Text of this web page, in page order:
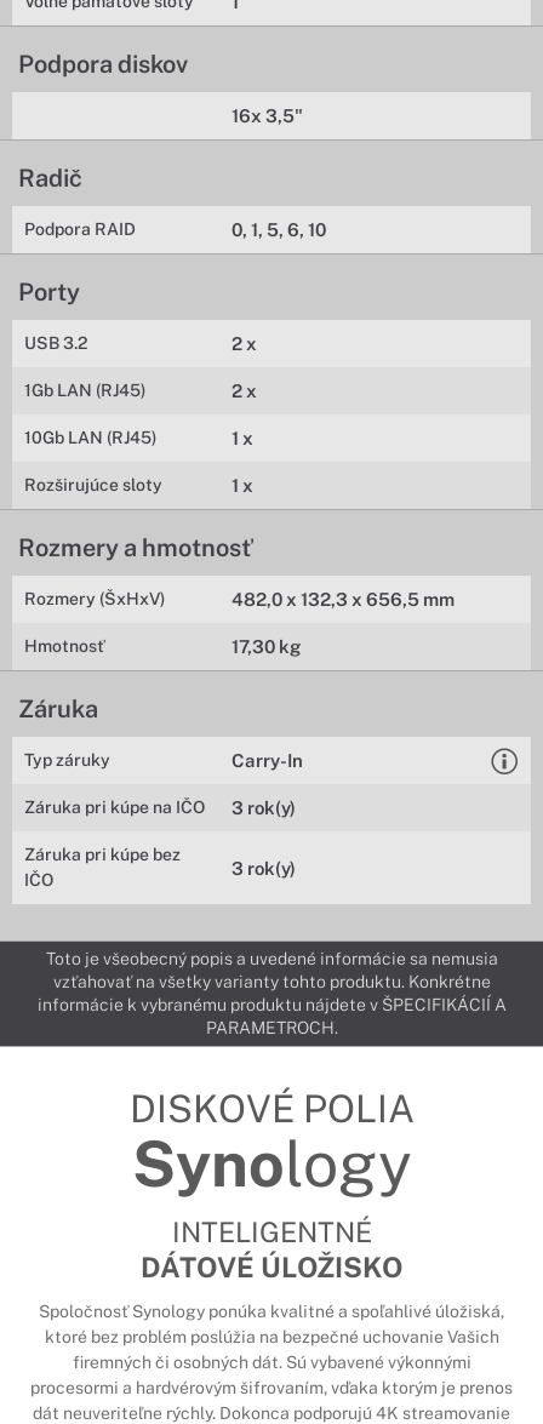
Podpora diskov
16x 3,5"
Radič
Podpora RAID 0, 1, 5, 6, 10
Porty
USB 3.2 2 x
1Gb LAN (RJ45) 2 x
10Gb LAN (RJ45) 1 x
Rozširujúce sloty 1 x
Rozmery a hmotnosť
Rozmery (ŠxHxV) 482,0 x 132,3 x 656,5 mm
Hmotnosť 17,30 kg
Záruka
Typ záruky Carry-In
Záruka pri kúpe na IČO 3 rok(y)
Záruka pri kúpe bez
IČO
3 rok(y)
Toto je všeobecný popis a uvedené informácie sa nemusia
vzťahovať na všetky varianty tohto produktu. Konkrétne
informácie k vybranému produktu nájdete v ŠPECIFIKÁCIÍ A
PARAMETROCH.
DISKOVÉ POLIA
Synology
INTELIGENTNÉ
DÁTOVÉ ÚLOŽISKO
Spoločnosť Synology ponúka kvalitné a spoľahlivé úložiská,
ktoré bez problém poslúžia na bezpečné uchovanie Vašich
firemných či osobných dát. Sú vybavené výkonnými
procesormi a hardvérovým šifrovaním, vďaka ktorým je prenos
dát neuveriteľne rýchly. Dokonca podporujú 4K streamovanie